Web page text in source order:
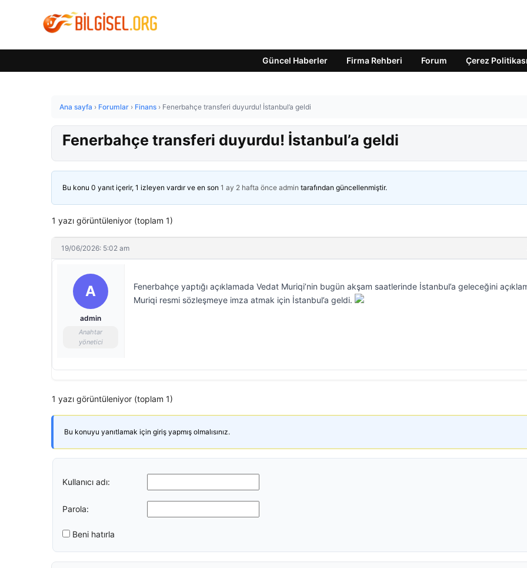
Güncel Haberler Firma Rehberi Forum Çerez Politikası
Ana sayfa › Forumlar › Finans › Fenerbahçe transferi duyurdu! İstanbul’a geldi
Fenerbahçe transferi duyurdu! İstanbul’a geldi
Bu konu 0 yanıt içerir, 1 izleyen vardır ve en son 1 ay 2 hafta önce admin tarafından güncellenmiştir.
1 yazı görüntüleniyor (toplam 1)
19/06/2026: 5:02 am
A
admin
Anahtar
yönetici
Fenerbahçe yaptığı açıklamada Vedat Muriqi’nin bugün akşam saatlerinde İstanbul’a geleceğini
Muriqi resmi sözleşmeye imza atmak için İstanbul’a geldi.
1 yazı görüntüleniyor (toplam 1)
Bu konuyu yanıtlamak için giriş yapmış olmalısınız.
Kullanıcı adı:
Parola:
Beni hatırla